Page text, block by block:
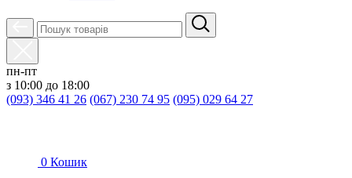
пн-пт
з 10:00 до 18:00
(093) 346 41 26 (067) 230 74 95 (095) 029 64 27
0 Кошик